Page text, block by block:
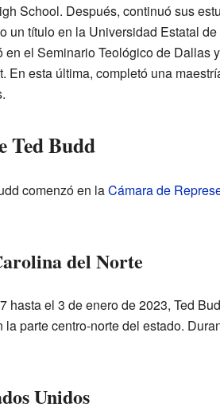
School. Después, continuó sus
un título en la Universidad Estatal de
en el Seminario Teológico de Dallas
En esta última, completó una
Ted Budd
comenzó en laCámara de
del Norte
hasta el 3 de enero de 2023, Ted
la parte centro-norte del estado.
Unidos